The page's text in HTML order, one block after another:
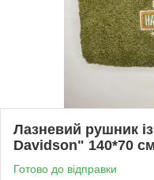
Лазневий рушник
Davidson" 140*70
Готово до відправки